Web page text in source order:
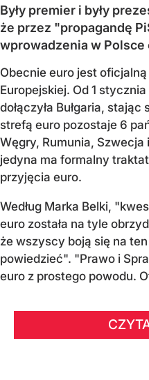
Były premier i były
że przez "propagandę
wprowadzenia w Polsce
Obecnie euro jest
Europejskiej. Od 1
dołączyła Bułgaria, stając
strefą euro pozostaje 6
Węgry, Rumunia, Szwecja
jedyna ma formalny
przyjęcia euro.
Według Marka Belki,
euro została na tyle
że wszyscy boją się na
powiedzieć". "Prawo i
euro z prostego powodu.